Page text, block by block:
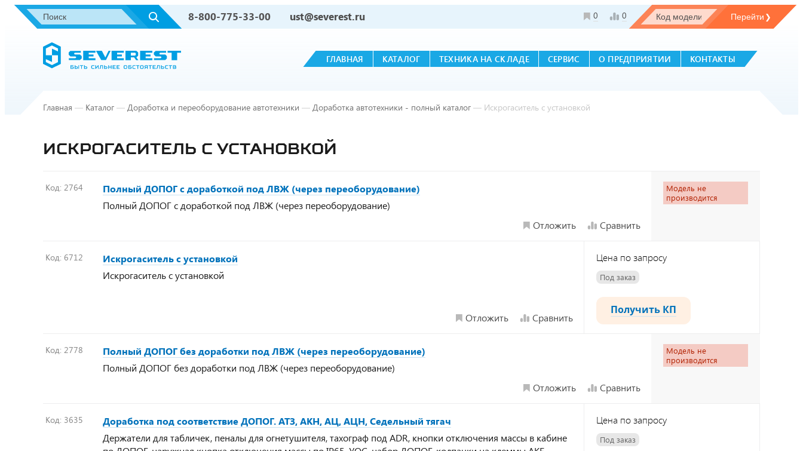
8-800-775-33-00 ust@severest.ru 0 0
ГЛАВНАЯ КАТАЛОГ ТЕХНИКА НА СКЛАДЕ СЕРВИС О ПРЕДПРИЯТИИ КОНТАКТЫ
Главная — Каталог — Доработка и переоборудование автотехники — Доработка автотехники - полный каталог — Искрогаситель с установкой
ИСКРОГАСИТЕЛЬ С УСТАНОВКОЙ
Код: 2764
Полный ДОПОГ с доработкой под ЛВЖ (через переоборудование)
Полный ДОПОГ с доработкой под ЛВЖ (через переоборудование)
Отложить
Сравнить
Модель не
производится
Код: 6712
Искрогаситель с установкой
Искрогаситель с установкой
Отложить Сравнить
Цена по запросу
Под заказ
Получить КП
Код: 2778
Полный ДОПОГ без доработки под ЛВЖ (через переоборудование)
Полный ДОПОГ без доработки под ЛВЖ (через переоборудование)
Отложить
Сравнить
Модель не
производится
Код: 3635
Доработка под соответствие ДОПОГ. АТЗ, АКН, АЦ, АЦН, Седельный тягач
Держатели для табличек, пеналы для огнетушителя, тахограф под ADR, кнопки отключения массы в кабине
Цена по запросу
Под заказ